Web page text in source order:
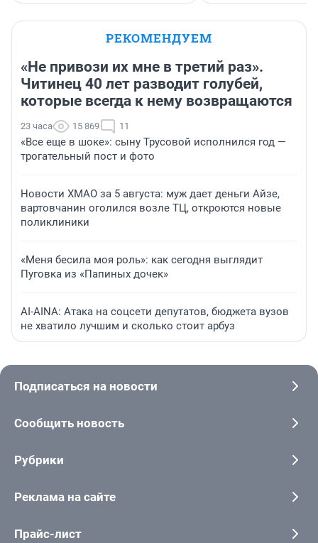
РЕКОМЕНДУЕМ
«Не привози их мне в третий раз».
Читинец 40 лет разводит голубей,
которые всегда к нему возвращаются
23 часа 15 869 11
«Все еще в шоке»: сыну Трусовой исполнился год —
трогательный пост и фото
Новости ХМАО за 5 августа: муж дает деньги Айзе,
вартовчанин оголился возле ТЦ, откроются новые
поликлиники
«Меня бесила моя роль»: как сегодня выглядит
Пуговка из «Папиных дочек»
AI-AINA: Атака на соцсети депутатов, бюджета вузов
не хватило лучшим и сколько стоит арбуз
Подписаться на новости
Сообщить новость
Рубрики
Реклама на сайте
Прайс-лист